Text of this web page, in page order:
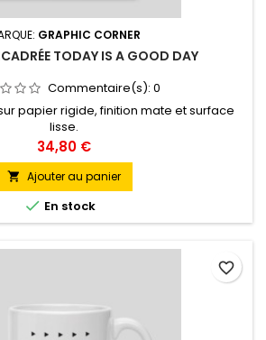
GRAPHIC CORNER
TODAY IS A GOOD DAY
Commentaire(s): 0
papier rigide, finition mate et surface
lisse.
Prix
34,80 €
 Ajouter au panier
 En stock
favorite_border